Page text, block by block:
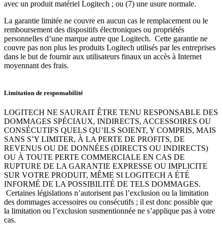
avec un produit matériel Logitech ; ou (7) une usure normale.
La garantie limitée ne couvre en aucun cas le remplacement ou le
remboursement des dispositifs électroniques ou propriétés
personnelles d’une marque autre que Logitech. Cette garantie ne
couvre pas non plus les produits Logitech utilisés par les entreprises
dans le but de fournir aux utilisateurs finaux un accès à Internet
moyennant des frais.
Limitation de responsabilité
LOGITECH NE SAURAIT ÊTRE TENU RESPONSABLE DES
DOMMAGES SPÉCIAUX, INDIRECTS, ACCESSOIRES OU
CONSÉCUTIFS QUELS QU’ILS SOIENT, Y COMPRIS, MAIS
SANS S’Y LIMITER, À LA PERTE DE PROFITS, DE
REVENUS OU DE DONNÉES (DIRECTS OU INDIRECTS)
OU À TOUTE PERTE COMMERCIALE EN CAS DE
RUPTURE DE LA GARANTIE EXPRESSE OU IMPLICITE
SUR VOTRE PRODUIT, MÊME SI LOGITECH A ÉTÉ
INFORMÉ DE LA POSSIBILITÉ DE TELS DOMMAGES.
Certaines législations n’autorisent pas l’exclusion ou la limitation
des dommages accessoires ou consécutifs ; il est donc possible que
la limitation ou l’exclusion susmentionnée ne s’applique pas à votre
cas.